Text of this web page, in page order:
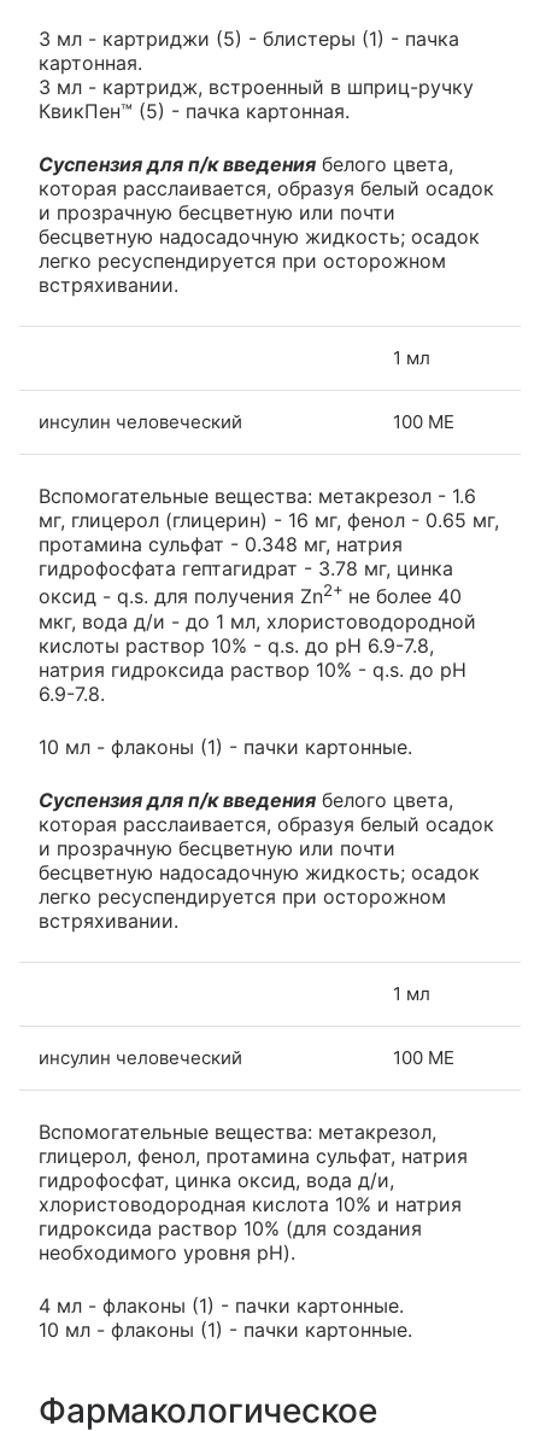
3 мл - картриджи (5) - блистеры (1) - пачка
картонная.
3 мл - картридж, встроенный в шприц-ручку
КвикПен™ (5) - пачка картонная.
Суспензия для п/к введения белого цвета,
которая расслаивается, образуя белый осадок
и прозрачную бесцветную или почти
бесцветную надосадочную жидкость; осадок
легко ресуспендируется при осторожном
встряхивании.
1 мл
инсулин человеческий 100 МЕ
Вспомогательные вещества: метакрезол - 1.6
мг, глицерол (глицерин) - 16 мг, фенол - 0.65 мг,
протамина сульфат - 0.348 мг, натрия
гидрофосфата гептагидрат - 3.78 мг, цинка
оксид - q.s. для получения Zn2+ не более 40
мкг, вода д/и - до 1 мл, хлористоводородной
кислоты раствор 10% - q.s. до рН 6.9-7.8,
натрия гидроксида раствор 10% - q.s. до рН
6.9-7.8.
10 мл - флаконы (1) - пачки картонные.
Суспензия для п/к введения белого цвета,
которая расслаивается, образуя белый осадок
и прозрачную бесцветную или почти
бесцветную надосадочную жидкость; осадок
легко ресуспендируется при осторожном
встряхивании.
1 мл
инсулин человеческий 100 МЕ
Вспомогательные вещества: метакрезол,
глицерол, фенол, протамина сульфат, натрия
гидрофосфат, цинка оксид, вода д/и,
хлористоводородная кислота 10% и натрия
гидроксида раствор 10% (для создания
необходимого уровня pH).
4 мл - флаконы (1) - пачки картонные.
10 мл - флаконы (1) - пачки картонные.
Фармакологическое